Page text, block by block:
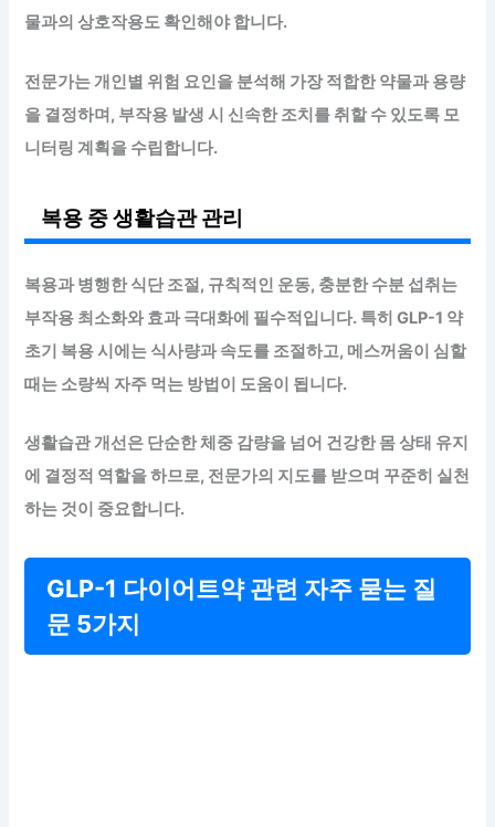
물과의 상호작용도 확인해야 합니다.
전문가는 개인별 위험 요인을 분석해 가장 적합한 약물과 용량
을 결정하며, 부작용 발생 시 신속한 조치를 취할 수 있도록 모
니터링 계획을 수립합니다.
복용 중 생활습관 관리
복용과 병행한 식단 조절, 규칙적인 운동, 충분한 수분 섭취는
부작용 최소화와 효과 극대화에 필수적 입니다. 특히 GLP-1 약
초기 복용 시에는 식사량과 속도를 조절하고, 메스꺼움이 심할
때는 소량씩 자주 먹는 방법이 도움이 됩니다.
생활습관 개선은 단순한 체중 감량을 넘어 건강한 몸 상태 유지
에 결정적 역할을 하므로, 전문가의 지도를 받으며 꾸준히 실천
하는 것이 중요합니다.
GLP-1 다이어트약 관련 자주 묻는 질
문 5가지